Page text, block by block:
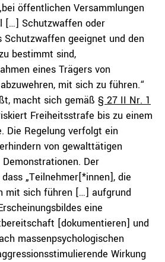
öffentlichen Versammlungen
[…] Schutzwaffen oder
Schutzwaffen geeignet und den
bestimmt sind,
eines Trägers von
mit sich zu führen.“
macht sich gemäß § 27 II Nr. 1
Freiheitsstrafe bis zu einem
Die Regelung verfolgt ein
von gewalttätigen
Der
„Teilnehmer[*innen], die
mit sich führen […] aufgrund
eine
[dokumentieren] und
massenpsychologischen
Wirkung